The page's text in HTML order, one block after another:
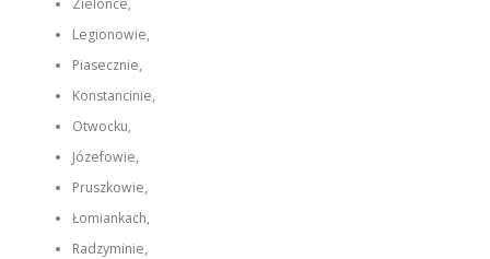
Legionowie,
Piasecznie,
Konstancinie,
Otwocku,
Józefowie,
Pruszkowie,
Łomiankach,
Radzyminie,